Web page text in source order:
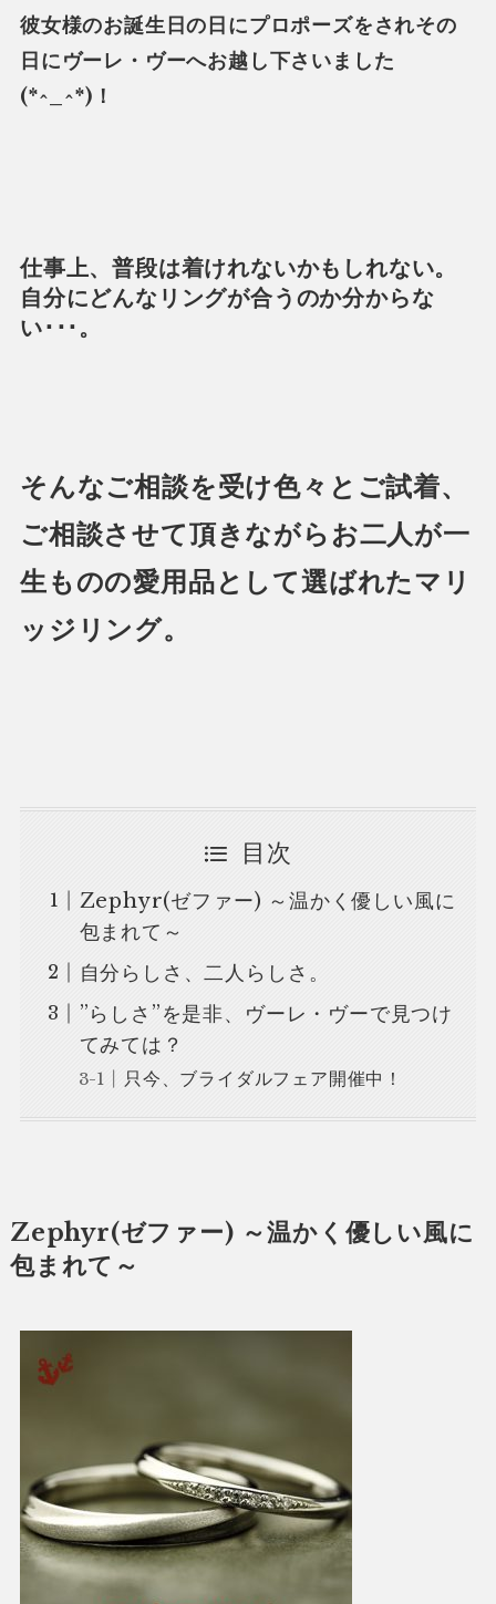
彼女様のお誕生日の日にプロポーズをされその
日にヴーレ・ヴーへお越し下さいました
(*^_^*)！
仕事上、普段は着けれないかもしれない。
自分にどんなリングが合うのか分からな
い･･･。
そんなご相談を受け色々とご試着、
ご相談させて頂きながらお二人が一
生ものの愛用品として選ばれたマリ
ッジリング。
目次
Zephyr(ゼファー) ～温かく優しい風に
包まれて～
自分らしさ、二人らしさ。
”らしさ”を是非、ヴーレ・ヴーで見つけ
てみては？
只今、ブライダルフェア開催中！
Zephyr(ゼファー) ～温かく優しい風に
包まれて～